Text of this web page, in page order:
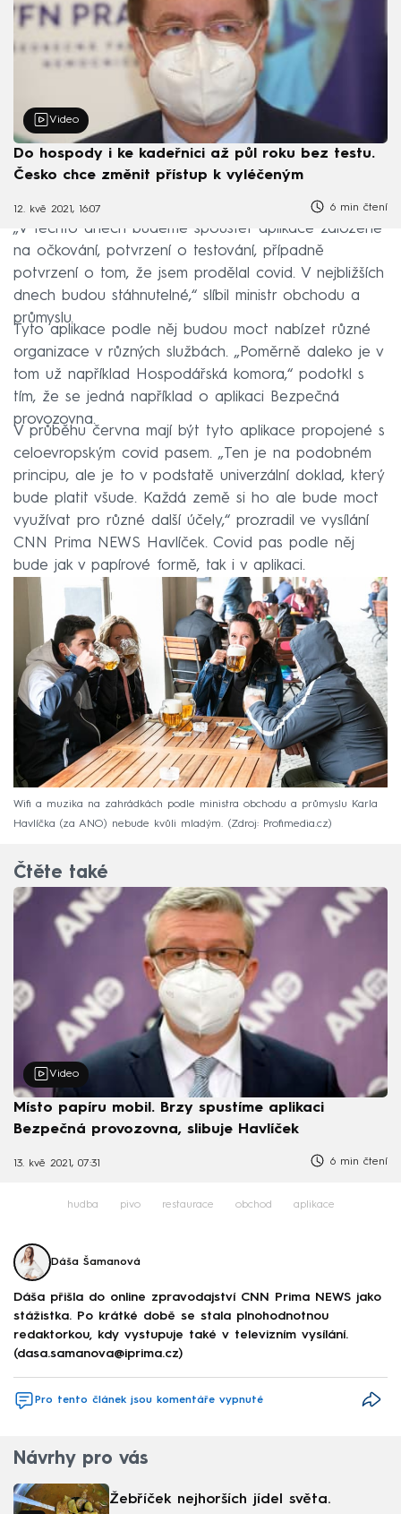
Video
Do hospody i ke kadeřnici až půl roku bez testu.
Česko chce změnit přístup k vyléčeným
12. kvě 2021, 16:07 6 min čtení
„V těchto dnech budeme spouštět aplikace založené
na očkování, potvrzení o testování, případně
potvrzení o tom, že jsem prodělal covid. V nejbližších
dnech budou stáhnutelné,“ slíbil ministr obchodu a
průmyslu.
Tyto aplikace podle něj budou moct nabízet různé
organizace v různých službách. „Poměrně daleko je v
tom už například Hospodářská komora,“ podotkl s
tím, že se jedná například o aplikaci Bezpečná
provozovna.
V průběhu června mají být tyto aplikace propojené s
celoevropským covid pasem. „Ten je na podobném
principu, ale je to v podstatě univerzální doklad, který
bude platit všude. Každá země si ho ale bude moct
využívat pro různé další účely,“ prozradil ve vysílání
CNN Prima NEWS Havlíček. Covid pas podle něj
bude jak v papírové formě, tak i v aplikaci.
Wifi a muzika na zahrádkách podle ministra obchodu a průmyslu Karla
Havlíčka (za ANO) nebude kvůli mladým.
Zdroj: Profimedia.cz
Čtěte také
Video
Místo papíru mobil. Brzy spustíme aplikaci
Bezpečná provozovna, slibuje Havlíček
13. kvě 2021, 07:31 6 min čtení
hudba pivo restaurace obchod aplikace
Dáša Šamanová
Dáša přišla do online zpravodajství CNN Prima NEWS jako
stážistka. Po krátké době se stala plnohodnotnou
redaktorkou, kdy vystupuje také v televizním vysílání.
(dasa.samanova@iprima.cz)
Pro tento článek jsou komentáře vypnuté
Návrhy pro vás
Žebříček nejhorších jídel světa.